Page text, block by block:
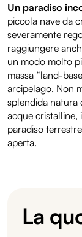
Un paradiso
piccola nave da
severamente
raggiungere
un modo molto
massa “land-
arcipelago. Non
splendida natura
acque cristalline,
paradiso
aperta.
La